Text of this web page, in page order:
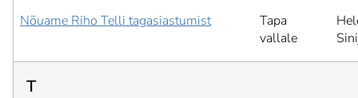
Nõuame Riho Telli tagasiastumist
Tapa
vallale
T